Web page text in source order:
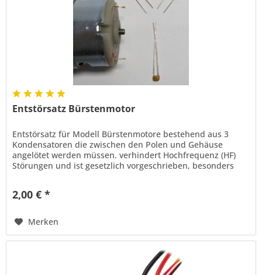
Entstörsatz Bürstenmotor
Entstörsatz für Modell Bürstenmotore bestehend aus 3
Kondensatoren die zwischen den Polen und Gehäuse
angelötet werden müssen. verhindert Hochfrequenz (HF)
Störungen und ist gesetzlich vorgeschrieben, besonders
2,00 € *
Merken